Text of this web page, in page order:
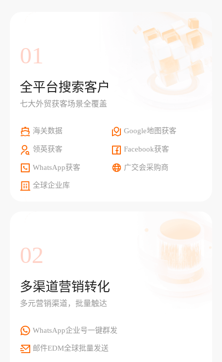
01
全平台搜索客户
七大外贸获客场景全覆盖
海关数据 Google地图获客
领英获客 Facebook获客
WhatsApp获客 广交会采购商
全球企业库
02
多渠道营销转化
多元营销渠道，批量触达
WhatsApp企业号一键群发
邮件EDM全球批量发送